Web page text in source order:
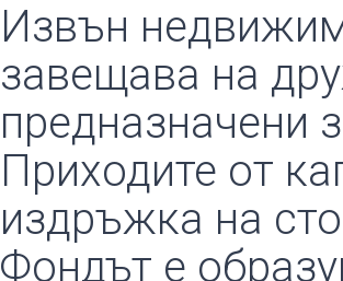
Извън
завещава на
предназначени
Приходите от
издръжка на
Фондът е